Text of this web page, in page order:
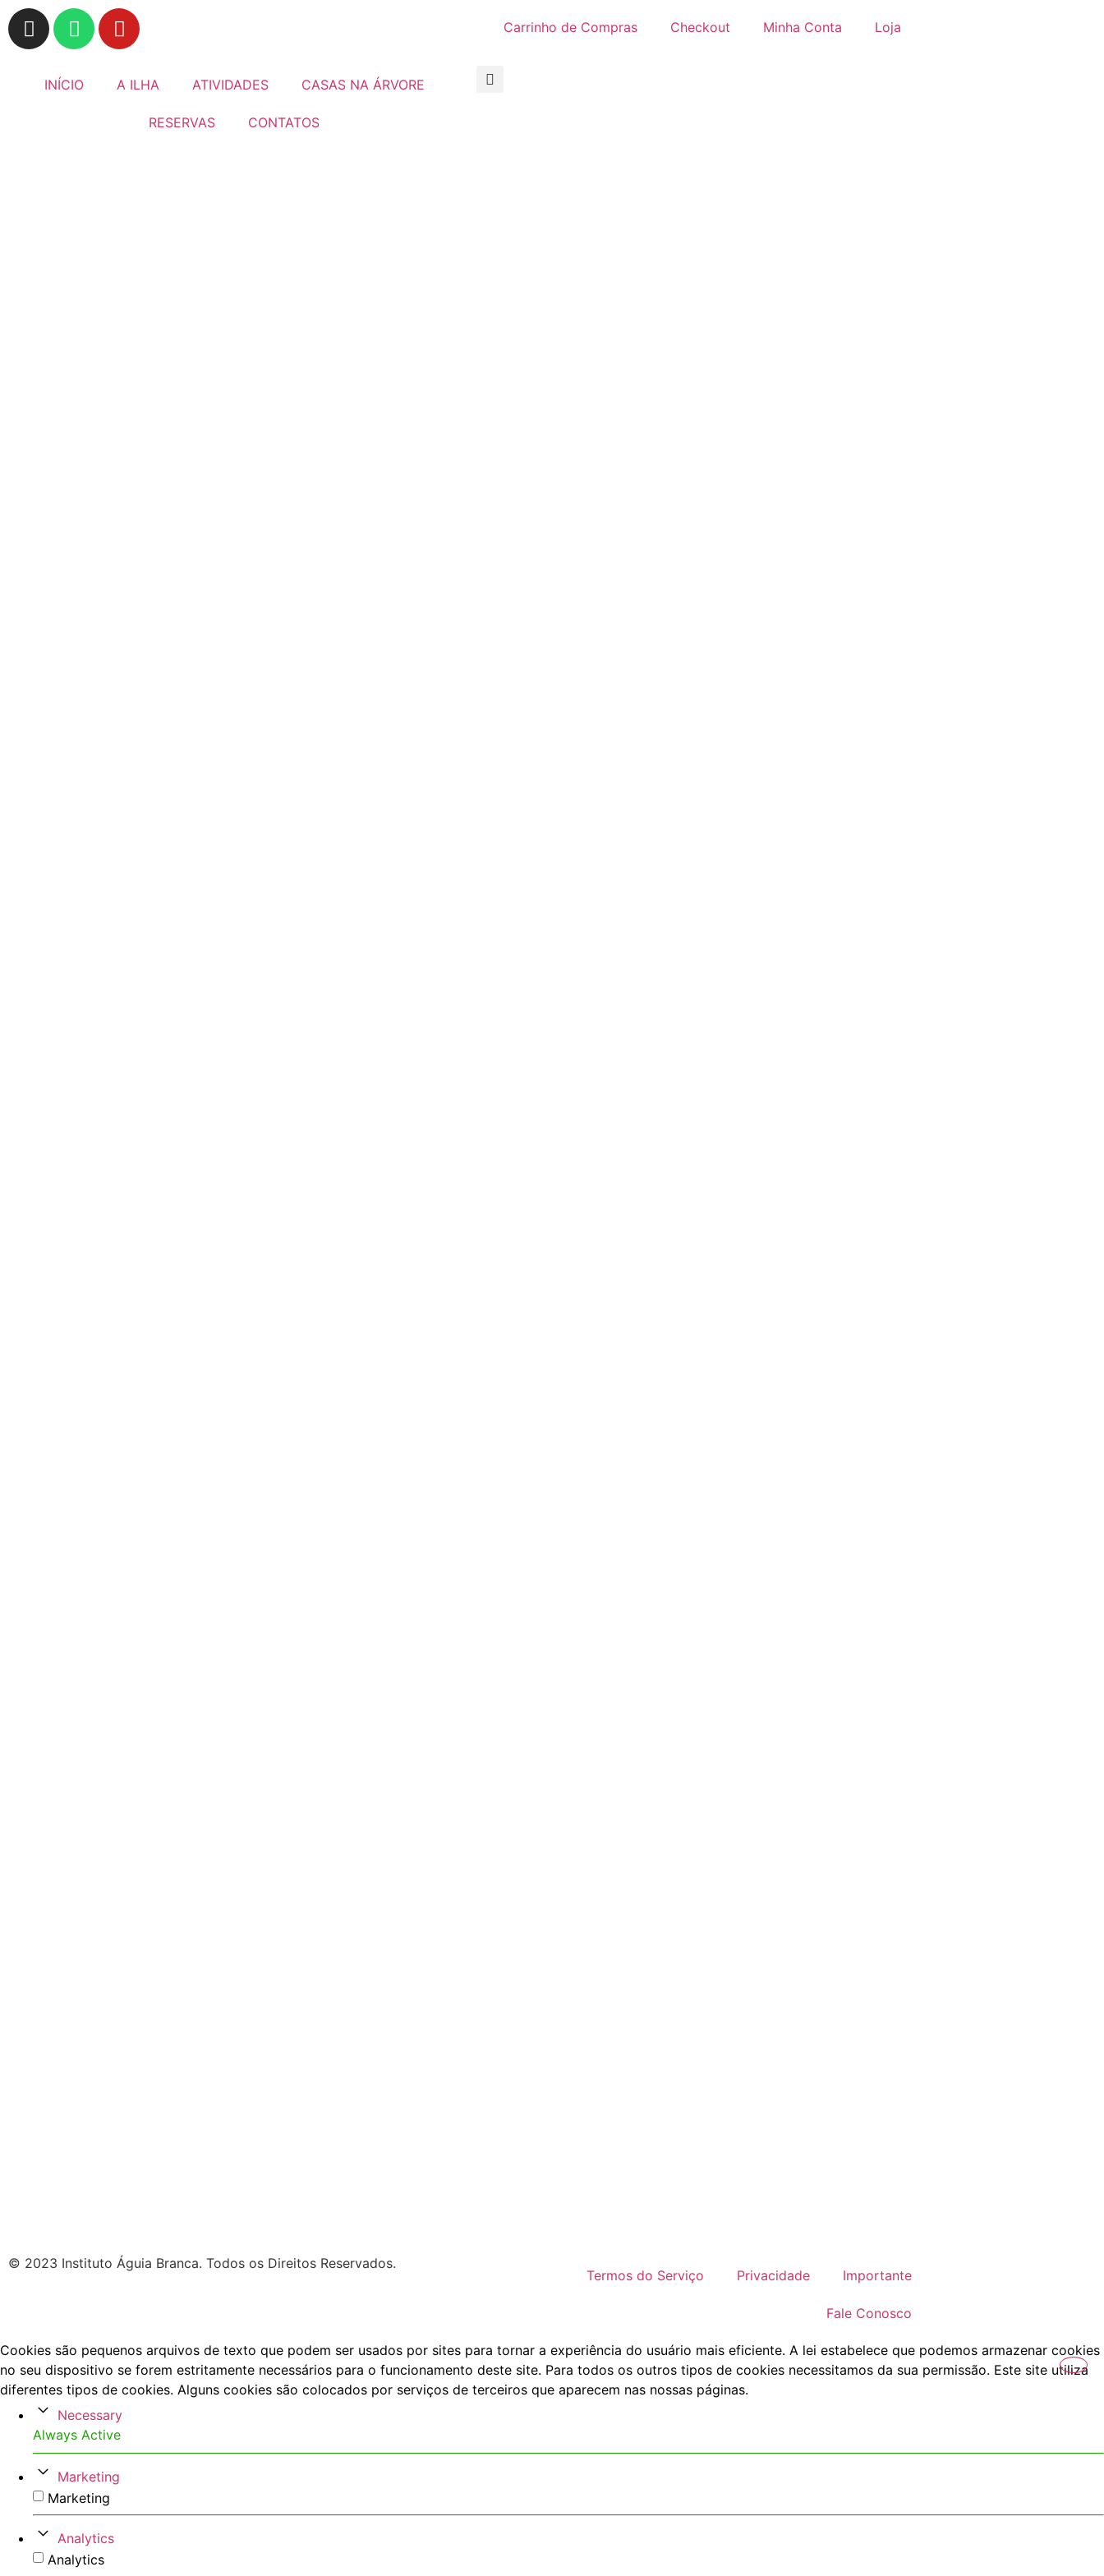
Carrinho de Compras Checkout Minha Conta Loja
INÍCIO A ILHA ATIVIDADES CASAS NA ÁRVORE
RESERVAS CONTATOS
© 2023 Instituto Águia Branca. Todos os Direitos Reservados.
Termos do Serviço Privacidade Importante
Fale Conosco
Cookies são pequenos arquivos de texto que podem ser usados por sites para tornar a experiência do usuário mais eficiente. A lei estabelece que podemos armazenar cookies
no seu dispositivo se forem estritamente necessários para o funcionamento deste site. Para todos os outros tipos de cookies necessitamos da sua permissão. Este site utiliza
diferentes tipos de cookies. Alguns cookies são colocados por serviços de terceiros que aparecem nas nossas páginas.
Necessary
Always Active
Marketing
Marketing
Analytics
Analytics